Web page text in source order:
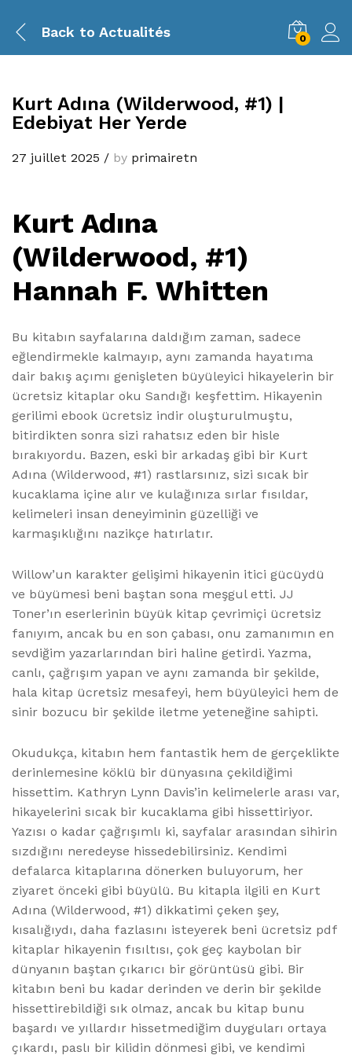
Back to Actualités 0
Kurt Adına (Wilderwood, #1) |
Edebiyat Her Yerde
27 juillet 2025 / by primairetn
Kurt Adına
(Wilderwood, #1)
Hannah F. Whitten
Bu kitabın sayfalarına daldığım zaman, sadece
eğlendirmekle kalmayıp, aynı zamanda hayatıma
dair bakış açımı genişleten büyüleyici hikayelerin bir
ücretsiz kitaplar oku Sandığı keşfettim. Hikayenin
gerilimi ebook ücretsiz indir oluşturulmuştu,
bitirdikten sonra sizi rahatsız eden bir hisle
bırakıyordu. Bazen, eski bir arkadaş gibi bir Kurt
Adına (Wilderwood, #1) rastlarsınız, sizi sıcak bir
kucaklama içine alır ve kulağınıza sırlar fısıldar,
kelimeleri insan deneyiminin güzelliği ve
karmaşıklığını nazikçe hatırlatır.
Willow’un karakter gelişimi hikayenin itici gücüydü
ve büyümesi beni baştan sona meşgul etti. JJ
Toner’ın eserlerinin büyük kitap çevrimiçi ücretsiz
fanıyım, ancak bu en son çabası, onu zamanımın en
sevdiğim yazarlarından biri haline getirdi. Yazma,
canlı, çağrışım yapan ve aynı zamanda bir şekilde,
hala kitap ücretsiz mesafeyi, hem büyüleyici hem de
sinir bozucu bir şekilde iletme yeteneğine sahipti.
Okudukça, kitabın hem fantastik hem de gerçeklikte
derinlemesine köklü bir dünyasına çekildiğimi
hissettim. Kathryn Lynn Davis’in kelimelerle arası var,
hikayelerini sıcak bir kucaklama gibi hissettiriyor.
Yazısı o kadar çağrışımlı ki, sayfalar arasından sihirin
sızdığını neredeyse hissedebilirsiniz. Kendimi
defalarca kitaplarına dönerken buluyorum, her
ziyaret önceki gibi büyülü. Bu kitapla ilgili en Kurt
Adına (Wilderwood, #1) dikkatimi çeken şey,
kısalığıydı, daha fazlasını isteyerek beni ücretsiz pdf
kitaplar hikayenin fısıltısı, çok geç kaybolan bir
dünyanın baştan çıkarıcı bir görüntüsü gibi. Bir
kitabın beni bu kadar derinden ve derin bir şekilde
hissettirebildiği sık olmaz, ancak bu kitap bunu
başardı ve yıllardır hissetmediğim duyguları ortaya
çıkardı, paslı bir kilidin dönmesi gibi, ve kendimi